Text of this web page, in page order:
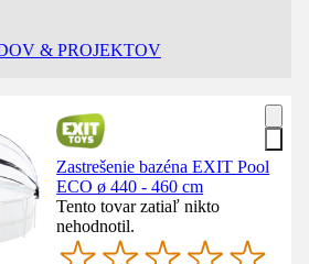
& PROJEKTOV
Zastrešenie bazéna EXIT Pool
ECO ø 440 - 460 cm
Tento tovar zatiaľ nikto
nehodnotil.